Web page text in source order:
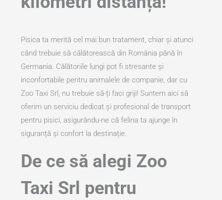
Pisica ta merită cel mai bun tratament, chiar și atunci
când trebuie să călătorească din România până în
Germania. Călătoriile lungi pot fi stresante și
inconfortabile pentru animalele de companie, dar cu
Zoo Taxi Srl, nu trebuie să-ți faci griji! Suntem aici să
oferim un serviciu dedicat și profesional de transport
pentru pisici, asigurându-ne că felina ta ajunge în
siguranță și confort la destinație.
De ce să alegi Zoo
Taxi Srl pentru